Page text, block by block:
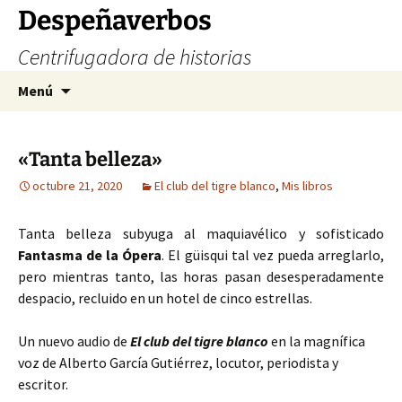
Saltar
contenido
Despeñaverbos
Centrifugadora de historias
Menú
«Tanta belleza»
octubre 21, 2020 El club del tigre blanco, Mis libros
Tanta belleza subyuga al maquiavélico y sofisticado
Fantasma de la Ópera. El güisqui tal vez pueda arreglarlo,
pero mientras tanto, las horas pasan desesperadamente
despacio, recluido en un hotel de cinco estrellas.
Un nuevo audio de El club del tigre blanco en la magnífica
voz de Alberto García Gutiérrez, locutor, periodista y
escritor.